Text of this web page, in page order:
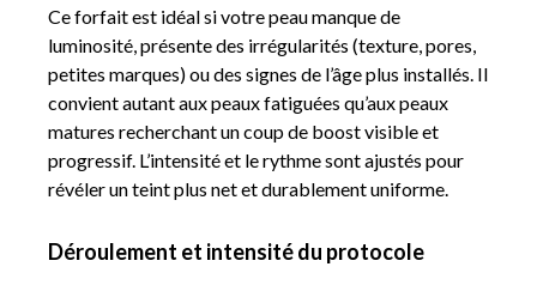
Ce forfait est idéal si votre peau manque de
luminosité, présente des irrégularités (texture, pores,
petites marques) ou des signes de l’âge plus installés. Il
convient autant aux peaux fatiguées qu’aux peaux
matures recherchant un coup de boost visible et
progressif. L’intensité et le rythme sont ajustés pour
révéler un teint plus net et durablement uniforme.
Déroulement et intensité du protocole